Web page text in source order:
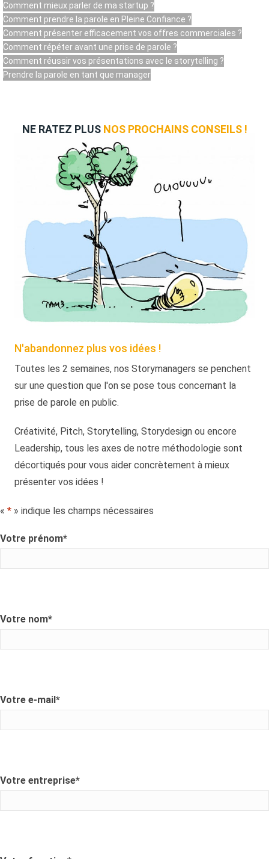
Comment mieux parler de ma startup ?
Comment prendre la parole en Pleine Confiance ?
Comment présenter efficacement vos offres commerciales ?
Comment répéter avant une prise de parole ?
Comment réussir vos présentations avec le storytelling ?
Prendre la parole en tant que manager
NE RATEZ PLUS NOS PROCHAINS CONSEILS !
N'abandonnez plus vos idées !
Toutes les 2 semaines, nos Storymanagers se penchent
sur une question que l'on se pose tous concernant la
prise de parole en public.
Créativité, Pitch, Storytelling, Storydesign ou encore
Leadership, tous les axes de notre méthodologie sont
décortiqués pour vous aider concrètement à mieux
présenter vos idées !
« * » indique les champs nécessaires
Votre prénom*
Votre nom*
Votre e-mail*
Votre entreprise*